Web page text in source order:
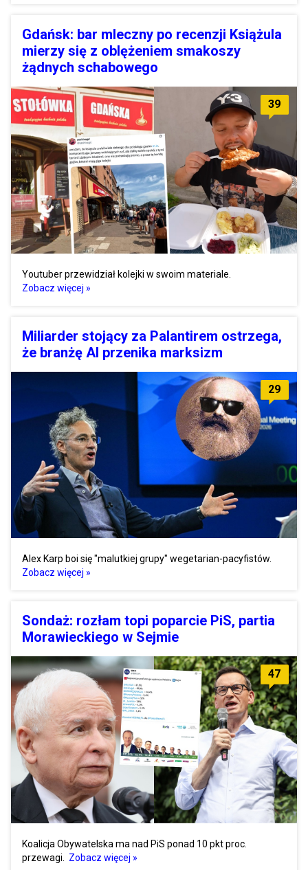
Gdańsk: bar mleczny po recenzji Książula
mierzy się z oblężeniem smakoszy
żądnych schabowego
39
Youtuber przewidział kolejki w swoim materiale.
Zobacz więcej »
Miliarder stojący za Palantirem ostrzega,
że branżę AI przenika marksizm
29
Alex Karp boi się "malutkiej grupy" wegetarian-pacyfistów.
Zobacz więcej »
Sondaż: rozłam topi poparcie PiS, partia
Morawieckiego w Sejmie
47
Koalicja Obywatelska ma nad PiS ponad 10 pkt proc.
przewagi.
Zobacz więcej »